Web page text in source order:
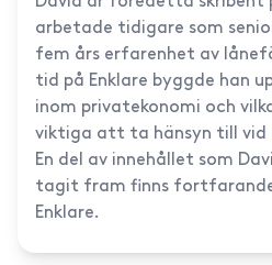
arbetade tidigare som
fem års erfarenhet av
tid på Enklare byggde han
inom privatekonomi och
viktiga att ta hänsyn till vid
En del av innehållet som
tagit fram finns
Enklare.